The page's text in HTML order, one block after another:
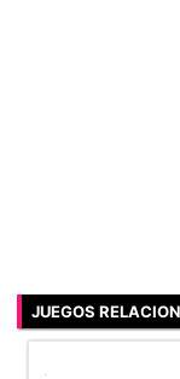
JUEGOS